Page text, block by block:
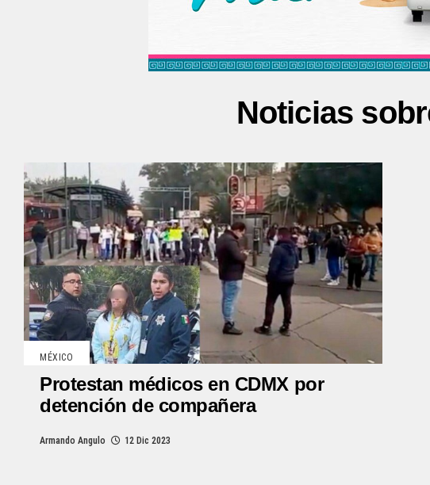
Noticias
MÉXICO
Protestan médicos en CDMX por
detención de compañera
Armando Angulo 12 Dic 2023